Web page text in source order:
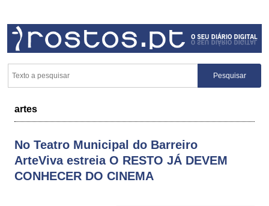
artes
No Teatro Municipal do Barreiro
ArteViva estreia O RESTO JÁ DEVEM
CONHECER DO CINEMA